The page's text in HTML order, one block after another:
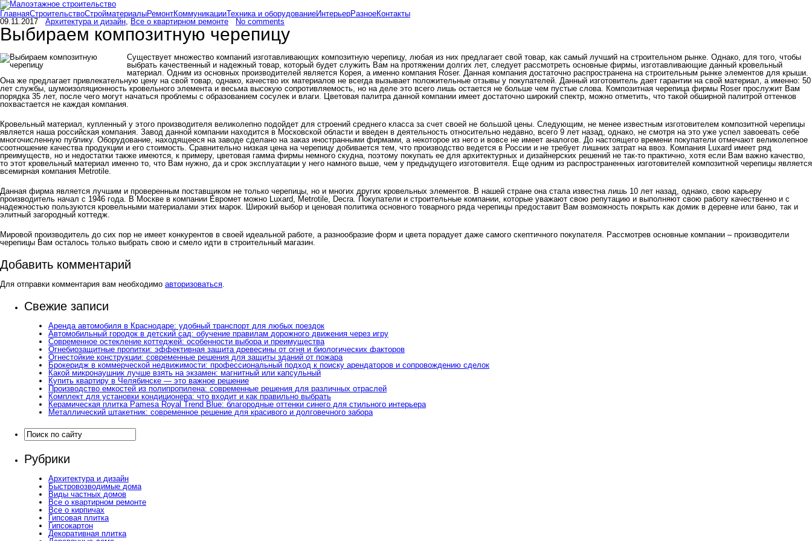
ГлавнаяСтроительствоСтройматериалыРемонтКоммуникацииТехника и оборудованиеИнтерьерРазноеКонтакты
09.11.2017
Архитектура и дизайн, Все о квартирном ремонте No comments
Выбираем композитную черепицу
Существует множество компаний изготавливающих композитную черепицу, любая из них предлагает свой товар, как самый лучший на строительном рынке. Однако, для того, чтобы
выбрать качественный и надежный товар, который будет служить Вам на протяжении долгих лет, следует рассмотреть основные фирмы, изготавливающие данный кровельный
материал. Одним из основных производителей является Корея, а именно компания Roser. Данная компания достаточно распространена на строительным рынке элементов для крыши.
Она же предлагает привлекательную цену на свой товар, однако, качество их материалов не всегда вызывает положительные отзывы у покупателей. Данный изготовитель дает гарантии на свой материал, а именно: 50
лет службы, шумоизоляционность кровельного элемента и весьма высокую сопротивляемость, но на деле это всего лишь остается не больше чем пустые слова. Композитная черепица фирмы Roser прослужит Вам
порядка 35 лет, после чего могут начаться проблемы с образованием сосулек и влаги. Цветовая палитра данной компании имеет достаточно широкий спектр, можно отметить, что такой обширной палитрой оттенков
похвастается не каждая компания.
Кровельный материал, купленный у этого производителя великолепно подойдет для строений среднего класса за счет своей не большой цены. Следующим, не менее известным изготовителем композитной черепицы
является наша российская компания. Завод данной компании находится в Московской области и введен в деятельность относительно недавно, всего 9 лет назад, однако, не смотря на это уже успел завоевать себе
многочисленную публику. Оборудование, находящееся на заводе сделано на заказ иностранными фирмами, а некоторое из него и вовсе не имеет аналогов. До настоящего времени покупатели отмечают великолепное
соотношение качества продукции и его стоимость. Сравнительно низкая цена на черепицу добивается тем, что производство ведется в России и не требует лишних затрат на ввоз. Компания Luxard имеет ряд
преимуществ, но и недостатки также имеются, к примеру, цветовая гамма фирмы немного скудна, поэтому покупать ее для архитектурных и дизайнерских решений не так-то практично, хотя если Вам важно качество,
то этот кровельный материал именно то, что Вам нужно, да и срок эксплуатации у него намного выше, чем у предыдущего изготовителя. Еще одним из распространенных изготовителей композитной черепицы является
всемирная компания Metrotile.
Данная фирма является лучшим и проверенным поставщиком не только черепицы, но и многих других кровельных элементов. В нашей стране она стала известна лишь 10 лет назад, однако, свою карьеру
производитель начал с 1946 года. В Москве в компании Евромет можно Luxard, Metrotile, Decra. Покупатели и строительные компании, которые уважают свою репутацию и выполняют свою работу качественно и с
надежностью пользуются кровельными материалами этих марок. Широкий выбор и ценовая политика основного товарного ряда черепицы предоставит Вам возможность покрыть как домик в деревне или баню, так и
элитный загородный коттедж.
Мировой производитель до сих пор не имеет конкурентов в своей идеальной работе, а разнообразие форм и цвета порадует даже самого скептичного покупателя. Рассмотрев основные компании – производители
черепицы Вам осталось только выбрать свою и смело идти в строительный магазин.
Добавить комментарий
Для отправки комментария вам необходимо авторизоваться.
Свежие записи
Аренда автомобиля в Краснодаре: удобный транспорт для любых поездок
Автомобильный городок в детский сад: обучение правилам дорожного движения через игру
Современное остекление коттеджей: особенности выбора и преимущества
Огнебиозащитные пропитки: эффективная защита древесины от огня и биологических факторов
Огнестойкие конструкции: современные решения для защиты зданий от пожара
Брокеридж в коммерческой недвижимости: профессиональный подход к поиску арендаторов и сопровождению сделок
Какой микронаушник лучше взять на экзамен: магнитный или капсульный
Купить квартиру в Челябинске — это важное решение
Производство емкостей из полипропилена: современные решения для различных отраслей
Комплект для установки кондиционера: что входит и как правильно выбрать
Керамическая плитка Pamesa Royal Trend Blue: благородные оттенки синего для стильного интерьера
Металлический штакетник: современное решение для красивого и долговечного забора
Рубрики
Архитектура и дизайн
Быстровозводимые дома
Виды частных домов
Все о квартирном ремонте
Все о кирпичах
Гипсовая плитка
Гипсокартон
Декоративная плитка